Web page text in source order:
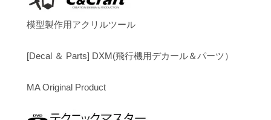
模型製作用アクリルツール
[Decal ＆ Parts] DXM(飛行機用デカール＆パーツ）
MA Original Product